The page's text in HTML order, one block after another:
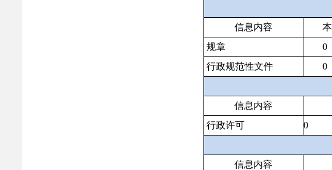
信息内容
规章
0
行政规范性文件
0
信息内容
行政许可
0
信息内容